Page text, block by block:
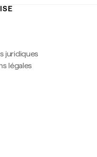
juridiques
légales